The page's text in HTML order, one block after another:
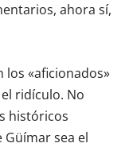
ahora sí,
los «aficionados»
ridículo. No
históricos
sea el